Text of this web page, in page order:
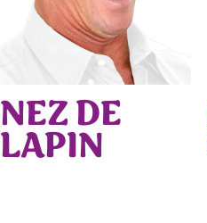
NEZ DE
LAPIN